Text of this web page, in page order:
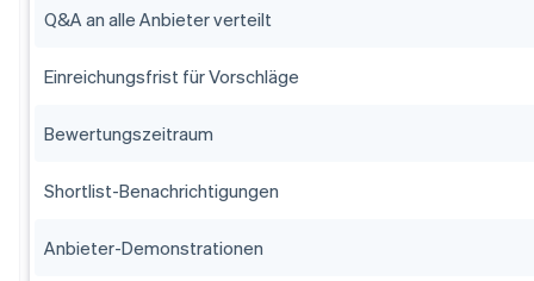
Q&A an alle Anbieter verteilt
Einreichungsfrist für Vorschläge
Bewertungszeitraum
Shortlist-Benachrichtigungen
Anbieter-Demonstrationen